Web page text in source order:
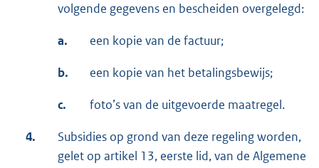
volgende gegevens en bescheiden overgelegd:
a. een kopie van de factuur;
b. een kopie van het betalingsbewijs;
c. foto’s van de uitgevoerde maatregel.
4.
Subsidies op grond van deze regeling worden,
gelet op artikel 13, eerste lid, van de Algemene